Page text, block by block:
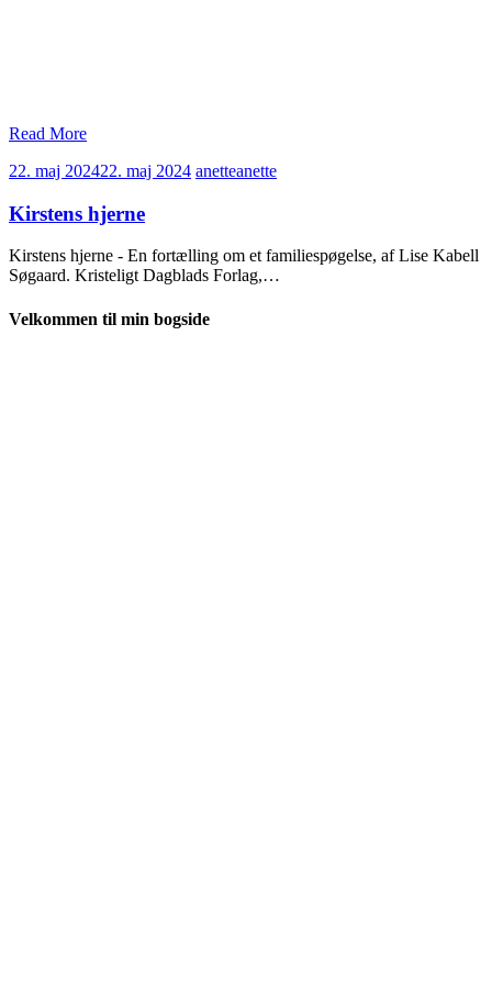
Read More
22. maj 202422. maj 2024 anetteanette
Kirstens hjerne
Kirstens hjerne - En fortælling om et familiespøgelse, af Lise Kabell
Søgaard. Kristeligt Dagblads Forlag,…
Velkommen til min bogside